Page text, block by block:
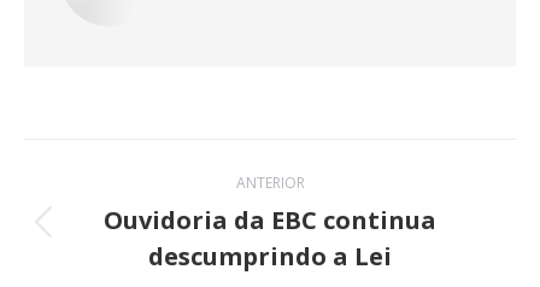
Navegação
de
ANTERIOR
Post
anterior:
Ouvidoria da EBC continua
descumprindo a Lei